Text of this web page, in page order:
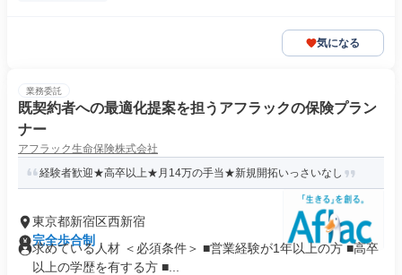
気になる
業務委託
既契約者への最適化提案を担うアフラックの保険プラン
ナー
アフラック生命保険株式会社
経験者歓迎★高卒以上★月14万の手当★新規開拓いっさいなし
東京都新宿区西新宿
完全歩合制
求めている人材 ＜必須条件＞ ■営業経験が1年以上の方 ■高卒
以上の学歴を有する方 ■...